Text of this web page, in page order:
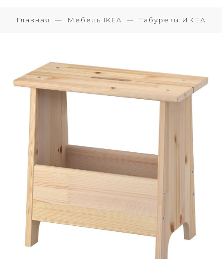
Главная Мебель IKEA Табуреты ИКЕА